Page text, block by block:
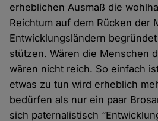
erheblichen Ausmaß die
Reichtum auf dem Rücken der
Entwicklungsländern
stützen. Wären die Menschen
wären nicht reich. So einfach
etwas zu tun wird erheblich
bedürfen als nur ein paar
sich paternalistisch